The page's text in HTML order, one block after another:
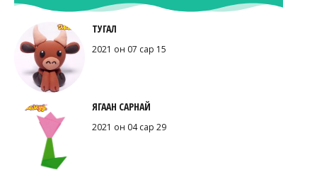
ТУГАЛ
2021 он 07 сар 15
ЯГААН САРНАЙ
2021 он 04 сар 29